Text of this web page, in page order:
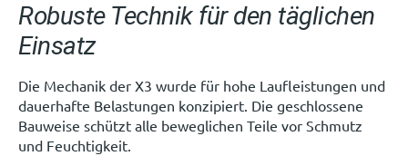
Robuste Technik für den täglichen
Einsatz
Die Mechanik der X3 wurde für hohe Laufleistungen und
dauerhafte Belastungen konzipiert. Die geschlossene
Bauweise schützt alle beweglichen Teile vor Schmutz
und Feuchtigkeit.